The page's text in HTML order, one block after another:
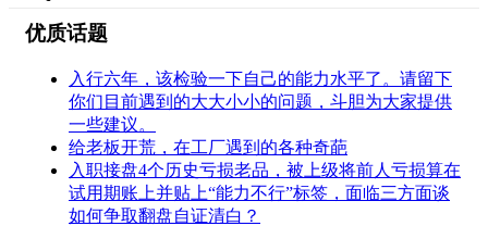
优质话题
入行六年，该检验一下自己的能力水平了。请留下
你们目前遇到的大大小小的问题，斗胆为大家提供
一些建议。
给老板开荒，在工厂遇到的各种奇葩
入职接盘4个历史亏损老品，被上级将前人亏损算在
试用期账上并贴上“能力不行”标签，面临三方面谈
如何争取翻盘自证清白？